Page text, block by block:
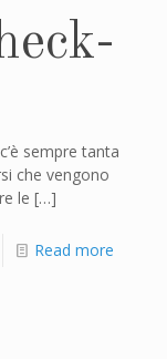
sempre tanta
che vengono
le […]
Read more